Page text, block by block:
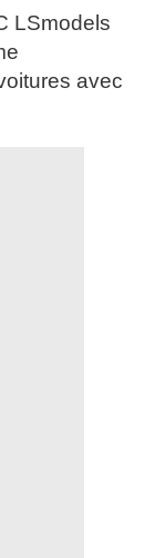
LSmodels
avec